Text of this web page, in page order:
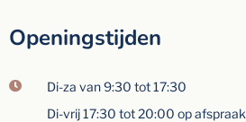
Openingstijden
Di-za van 9:30 tot 17:30
Di-vrij 17:30 tot 20:00 op afspraak